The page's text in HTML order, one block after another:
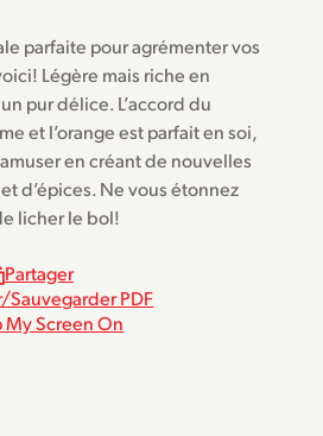
parfaite pour agrémenter vos
Légère mais riche en
pur délice. L’accord du
et l’orange est parfait en soi,
en créant de nouvelles
d’épices. Ne vous étonnez
licher le bol!
Partager
Sauvegarder PDF
My Screen On